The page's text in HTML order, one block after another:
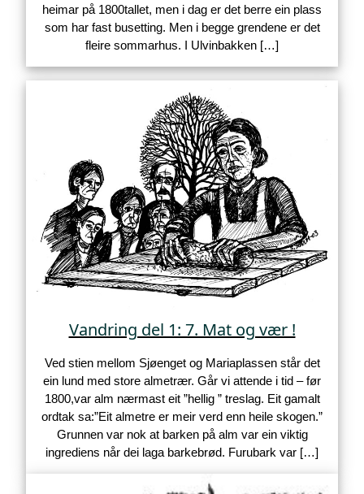
heimar på 1800tallet, men i dag er det berre ein plass
som har fast busetting. Men i begge grendene er det
fleire sommarhus. I Ulvinbakken […]
Vandring del 1: 7. Mat og vær !
Ved stien mellom Sjøenget og Mariaplassen står det
ein lund med store almetrær. Går vi attende i tid – før
1800,var alm nærmast eit ”hellig ” treslag. Eit gamalt
ordtak sa:”Eit almetre er meir verd enn heile skogen.”
Grunnen var nok at barken på alm var ein viktig
ingrediens når dei laga barkebrød. Furubark var […]